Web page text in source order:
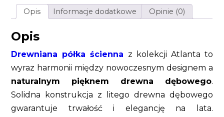
Opis Informacje dodatkowe Opinie (0)
Opis
Drewniana półka ścienna z kolekcji Atlanta to
wyraz harmonii między nowoczesnym designem a
naturalnym pięknem drewna dębowego.
Solidna konstrukcja z litego drewna dębowego
gwarantuje trwałość i elegancję na lata.